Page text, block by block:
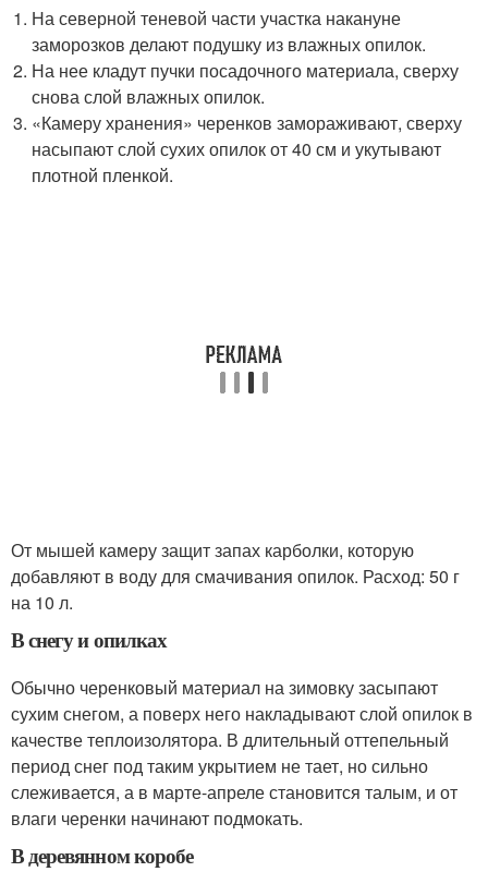
На северной теневой части участка накануне
заморозков делают подушку из влажных опилок.
На нее кладут пучки посадочного материала, сверху
снова слой влажных опилок.
«Камеру хранения» черенков замораживают, сверху
насыпают слой сухих опилок от 40 см и укутывают
плотной пленкой.
От мышей камеру защит запах карболки, которую
добавляют в воду для смачивания опилок. Расход: 50 г
на 10 л.
В снегу и опилках
Обычно черенковый материал на зимовку засыпают
сухим снегом, а поверх него накладывают слой опилок в
качестве теплоизолятора. В длительный оттепельный
период снег под таким укрытием не тает, но сильно
слеживается, а в марте-апреле становится талым, и от
влаги черенки начинают подмокать.
В деревянном коробе